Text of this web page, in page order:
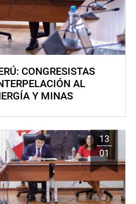
CONGRESISTAS
AL
Y MINAS
13
01